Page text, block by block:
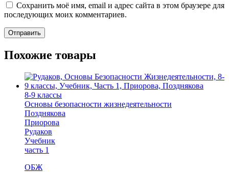
Сохранить моё имя, email и адрес сайта в этом браузере для
последующих моих комментариев.
Похожие товары
8-9 классы
Основы безопасности жизнедеятельности
Позднякова
Приорова
Рудаков
Учебник
часть 1
ОБЖ